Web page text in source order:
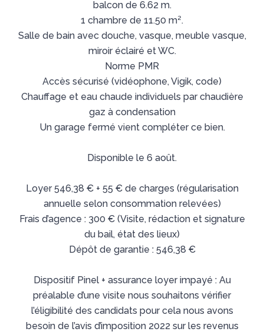
balcon de 6.62 m.
1 chambre de 11.50 m².
Salle de bain avec douche, vasque, meuble vasque,
miroir éclairé et WC.
Norme PMR
Accès sécurisé (vidéophone, Vigik, code)
Chauffage et eau chaude individuels par chaudière
gaz à condensation
Un garage fermé vient compléter ce bien.
Disponible le 6 août.
Loyer 546,38 € + 55 € de charges (régularisation
annuelle selon consommation relevées)
Frais d’agence : 300 € (Visite, rédaction et signature
du bail, état des lieux)
Dépôt de garantie : 546,38 €
Dispositif Pinel + assurance loyer impayé : Au
préalable d’une visite nous souhaitons vérifier
l’éligibilité des candidats pour cela nous avons
besoin de l’avis d’imposition 2022 sur les revenus